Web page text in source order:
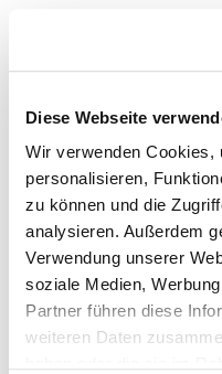
Diese Webseite
Wir verwenden Cookies,
personalisieren,
zu können und die
analysieren. Außerdem
Verwendung unserer
soziale Medien,
Partner führen diese
weiteren Daten